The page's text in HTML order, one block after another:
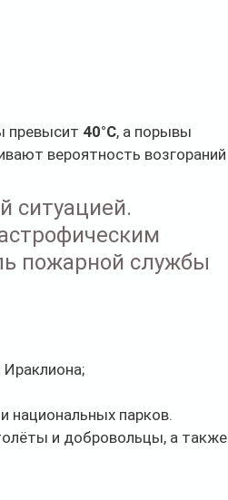
превысит 40°C, а порывы
вероятность возгораний
ситуацией.
пожарной службы
национальных парков.
и добровольцы, а также